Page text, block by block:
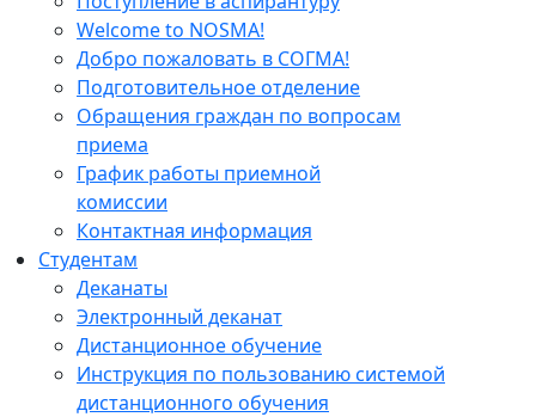
Welcome to NOSMA!
Добро пожаловать в СОГМА!
Подготовительное отделение
Обращения граждан по вопросам
приема
График работы приемной
комиссии
Контактная информация
Студентам
Деканаты
Электронный деканат
Дистанционное обучение
Инструкция по пользованию системой
дистанционного обучения